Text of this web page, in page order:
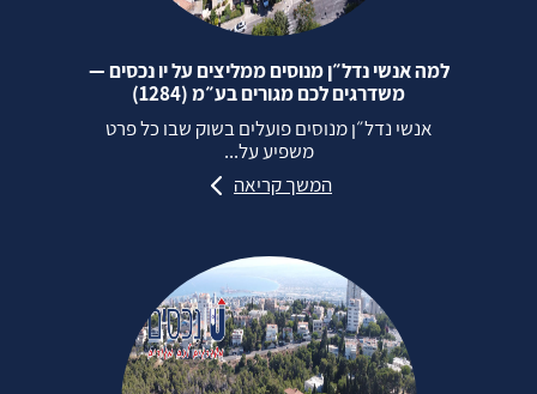
למה אנשי נדל״ן מנוסים ממליצים על יו נכסים —
משדרגים לכם מגורים בע״מ (1284)
אנשי נדל״ן מנוסים פועלים בשוק שבו כל פרט
משפיע על...
המשך קריאה